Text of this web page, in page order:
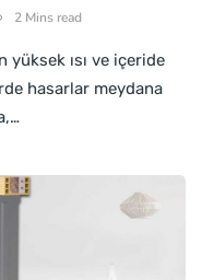
2 Mins read
yüksek ısı ve içeride
hasarlar meydana